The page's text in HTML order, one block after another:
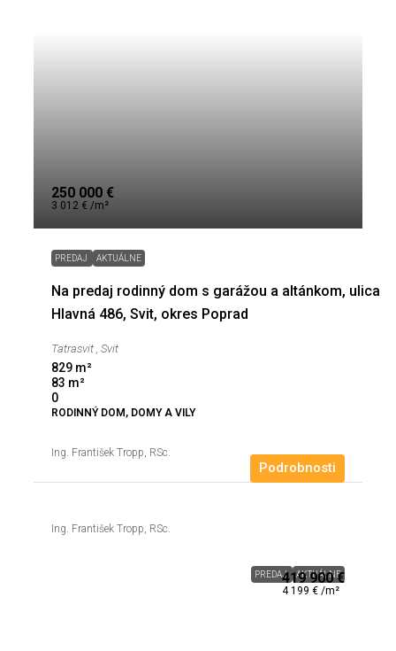
250 000 €
3 012 € /m²
PREDAJ AKTUÁLNE
Na predaj rodinný dom s garážou a altánkom, ulica
Hlavná 486, Svit, okres Poprad
Tatrasvit , Svit
829 m²
83 m²
0
RODINNÝ DOM, DOMY A VILY
Podrobnosti
Ing. František Tropp, RSc.
Ing. František Tropp, RSc.
PREDAJ AKTUÁLNE
419 900 €
4 199 € /m²